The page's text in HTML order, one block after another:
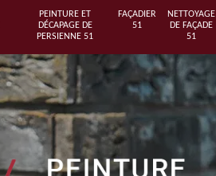
PEINTURE ET
DÉCAPAGE DE
PERSIENNE 51
FAÇADIER
51
NETTOYAGE
DE FAÇADE
51